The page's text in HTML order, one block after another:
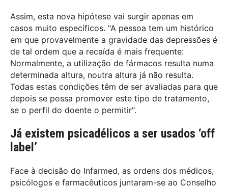
Assim, esta nova hipótese vai surgir apenas em
casos muito específicos. "A pessoa tem um histórico
em que provavelmente a gravidade das depressões é
de tal ordem que a recaída é mais frequente:
Normalmente, a utilização de fármacos resulta numa
determinada altura, noutra altura já não resulta.
Todas estas condições têm de ser avaliadas para que
depois se possa promover este tipo de tratamento,
se o perfil do doente o permitir".
Já existem psicadélicos a ser usados ‘off
label’
Face à decisão do Infarmed, as ordens dos médicos,
psicólogos e farmacêuticos juntaram-se ao Conselho